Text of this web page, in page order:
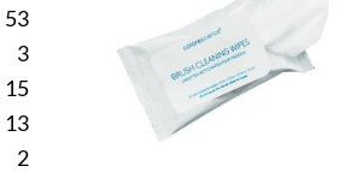
53
3
15
13
2